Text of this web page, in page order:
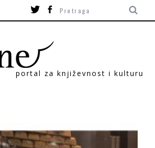
portal za književnost i kulturu